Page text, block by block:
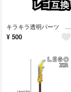
キラキラ透明パーツ LEGO互換 レゴブロック 宝石 インテリア ６色 ４０個
¥ 500